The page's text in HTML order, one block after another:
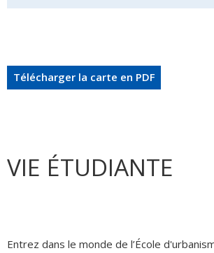
Télécharger la carte en PDF
VIE ÉTUDIANTE
Entrez dans le monde de l’École